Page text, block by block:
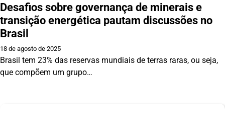
Desafios sobre governança de minerais e
transição energética pautam discussões no
Brasil
18 de agosto de 2025
Brasil tem 23% das reservas mundiais de terras raras, ou seja,
que compõem um grupo…